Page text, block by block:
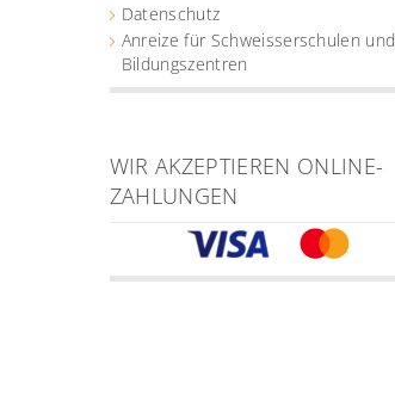
Datenschutz
Anreize für Schweisserschulen und
Bildungszentren
WIR AKZEPTIEREN ONLINE-
ZAHLUNGEN